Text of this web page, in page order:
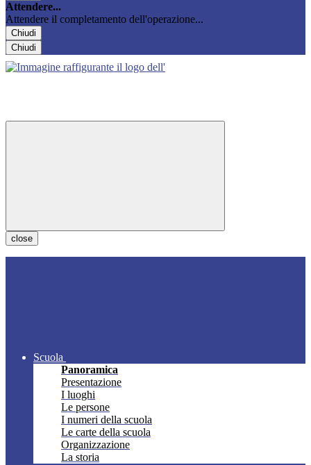
Attendere...
Attendere il completamento dell'operazione...
Chiudi
Chiudi
close
Scuola
Panoramica
Presentazione
I luoghi
Le persone
I numeri della scuola
Le carte della scuola
Organizzazione
La storia